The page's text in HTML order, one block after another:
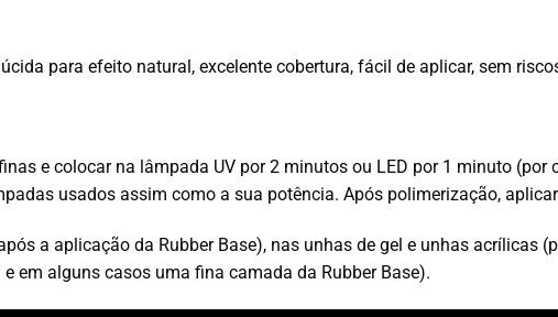
para efeito natural, excelente cobertura, fácil de aplicar, sem
e colocar na lâmpada UV por 2 minutos ou LED por 1 minuto (por
usados assim como a sua potência. Após polimerização,
a aplicação da Rubber Base), nas unhas de gel e unhas acrílicas
em alguns casos uma fina camada da Rubber Base).